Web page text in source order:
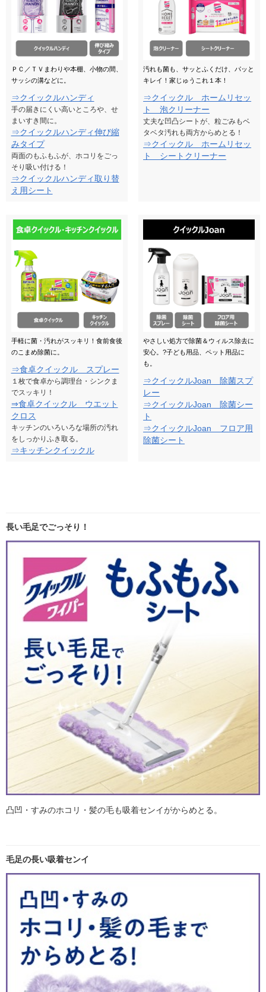
ＰＣ／ＴＶまわりや本棚、小物の間、
サッシの溝などに。
⇒クイックルハンディ
手の届きにくい高いところや、せ
まいすき間に。
⇒クイックルハンディ伸び縮
みタイプ
両面のもふもふが、ホコリをごっ
そり吸い付ける！
⇒クイックルハンディ取り替
え用シート
汚れも菌も、サッとふくだけ、パッと
キレイ！家じゅうこれ１本！
⇒クイックル ホームリセッ
ト 泡クリーナー
丈夫な凹凸シートが、粒ごみもベ
タベタ汚れも両方からめとる！
⇒クイックル ホームリセッ
ト シートクリーナー
手軽に菌・汚れがスッキリ！食前食後
のこまめ除菌に。
⇒食卓クイックル スプレー
１枚で食卓から調理台・シンクま
でスッキリ！
⇒食卓クイックル ウエット
クロス
キッチンのいろいろな場所の汚れ
をしっかりふき取る。
⇒キッチンクイックル
やさしい処方で除菌＆ウィルス除去に
安心。?子ども用品、ペット用品に
も。
⇒クイックルJoan 除菌スプ
レー
⇒クイックルJoan 除菌シー
ト
⇒クイックルJoan フロア用
除菌シート
長い毛足でごっそり！
凸凹・すみのホコリ・髪の毛も吸着センイがからめとる。
毛足の長い吸着センイ